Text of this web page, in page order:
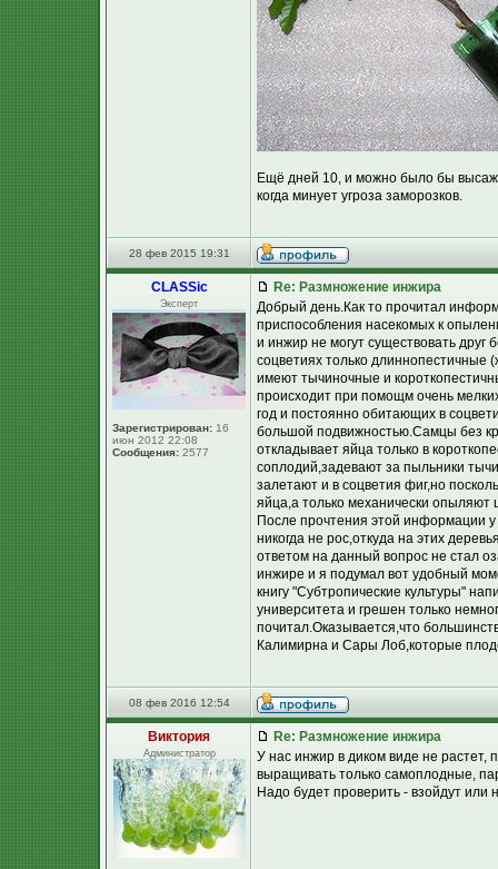
Ещё дней 10, и можно было бы
когда минует угроза заморозков.
28 фев 2015 19:31
CLASSic
Эксперт
Зарегистрирован: 16
июн 2012 22:08
Сообщения: 2577
Re: Размножение инжира
Добрый день.Как то прочитал
приспособления насекомых к
и инжир не могут существовать
соцветиях только длиннопестичные
имеют тычиночные и
происходит при помощм очень
год и постоянно обитающих в
большой подвижностью.Самцы без
откладывает яйца только в
соплодий,задевают за пыльники
залетают и в соцветия фиг,но
яйца,а только механически опыляют
После прочтения этой информации у
никогда не рос,откуда на этих
ответом на данный вопрос не стал
инжире и я подумал вот удобный
книгу "Субтропические культуры"
университета и грешен только
почитал.Оказывается,что
Калимирна и Сары Лоб,которые
08 фев 2016 12:54
Виктория
Администратор
Re: Размножение инжира
У нас инжир в диком виде не растет,
выращивать только самоплодные,
Надо будет проверить - взойдут или